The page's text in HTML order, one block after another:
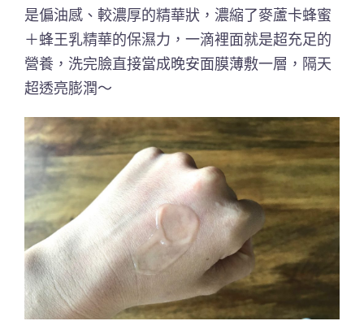
是偏油感、較濃厚的精華狀，濃縮了麥蘆卡蜂蜜
＋蜂王乳精華的保濕力，一滴裡面就是超充足的
營養，洗完臉直接當成晚安面膜薄敷一層，隔天
超透亮膨潤～